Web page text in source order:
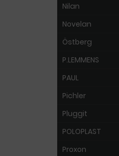
Nilan
Novelan
Östberg
P.LEMMENS
PAUL
Pichler
Pluggit
POLOPLAST
Proxon